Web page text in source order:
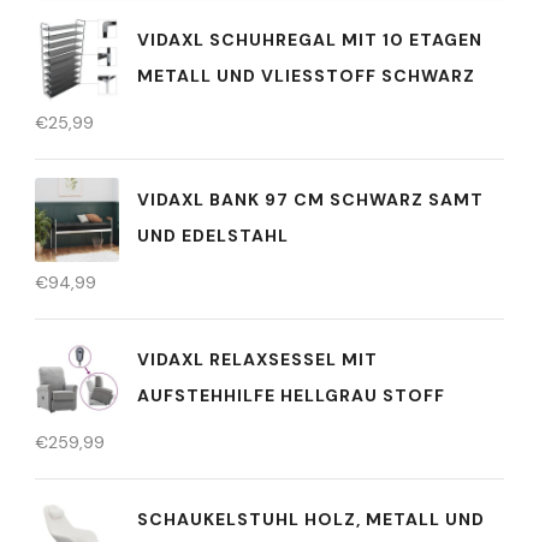
VIDAXL SCHUHREGAL MIT 10 ETAGEN
METALL UND VLIESSTOFF SCHWARZ
€25,99
VIDAXL BANK 97 CM SCHWARZ SAMT
UND EDELSTAHL
€94,99
VIDAXL RELAXSESSEL MIT
AUFSTEHHILFE HELLGRAU STOFF
€259,99
SCHAUKELSTUHL HOLZ, METALL UND